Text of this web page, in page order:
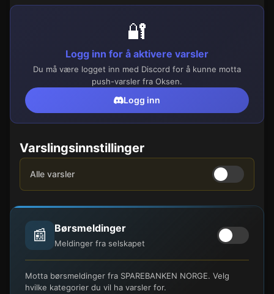
🔐
Logg inn for å aktivere varsler
Du må være logget inn med Discord for å kunne motta
push-varsler fra Oksen.
Logg inn
Varslingsinnstillinger
Alle varsler
📰 Børsmeldinger
Meldinger fra selskapet
Motta børsmeldinger fra SPAREBANKEN NORGE. Velg
hvilke kategorier du vil ha varsler for.